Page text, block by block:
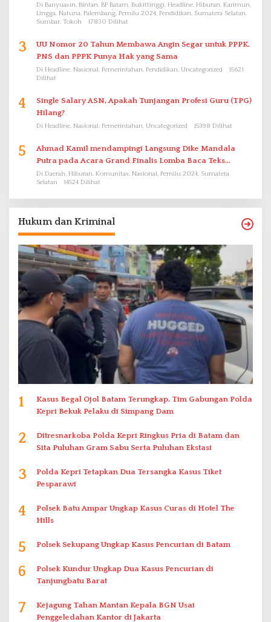
Di Banyuasin, Bintan, BP Batam, Bukittinggi, Headline, Hiburan, Karimun,
Lingga, Natuna, Palembang, Pemilu 2024, Pendidikan, Sumatera Selatan,
Sumbar, Tokoh
17830 Dilihat
3
UU Nomor 20 Tahun Membawa Angin Segar untuk PPPK.
PNS dan PPPK Punya Hak yang Sama
Di Headline, Nasional, Pemerintahan, Pendidikan, Uncategorized
15621
Dilihat
4
Single Salary ASN, Apakah Tunjangan Profesi Guru (TPG)
Hilang?
Di Headline, Nasional, Pemerintahan, Uncategorized 15398 Dilihat
5
Ahmad Kamil mendampingi Langsung Dike Mandala
Putra pada Acara Grand Finalis Lomba Baca Teks
Proklamasi Mirip Bung Karno di Bali
Di Daerah, Hiburan, Komunitas, Nasional, Pemilu 2024, Sumatera
Selatan
14524 Dilihat
Hukum dan Kriminal
1
Kasus Begal Ojol Batam Terungkap, Tim Gabungan Polda
Kepri Bekuk Pelaku di Simpang Dam
2
Ditresnarkoba Polda Kepri Ringkus Pria di Batam dan
Sita Puluhan Gram Sabu Serta Puluhan Ekstasi
3
Polda Kepri Tetapkan Dua Tersangka Kasus Tiket
Pesparawi
4
Polsek Batu Ampar Ungkap Kasus Curas di Hotel The
Hills
5 Polsek Sekupang Ungkap Kasus Pencurian di Batam
6
Polsek Kundur Ungkap Dua Kasus Pencurian di
Tanjungbatu Barat
7
Kejagung Tahan Mantan Kepala BGN Usai
Penggeledahan Kantor di Jakarta